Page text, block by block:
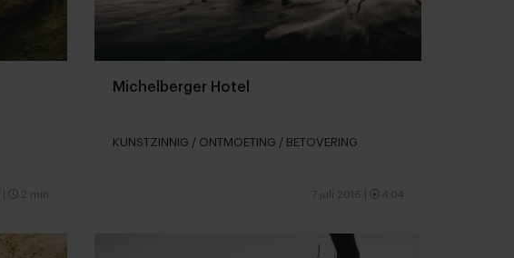
2 min
Michelberger Hotel
KUNSTZINNIG / ONTMOETING / BETOVERING
7 juli 2016 4:04